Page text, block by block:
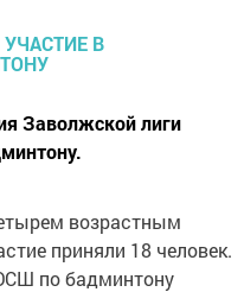
Заволжской лиги
возрастным
приняли 18 человек.
по бадминтону